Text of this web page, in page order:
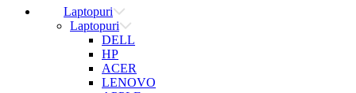
Laptopuri
Laptopuri
DELL
HP
ACER
LENOVO